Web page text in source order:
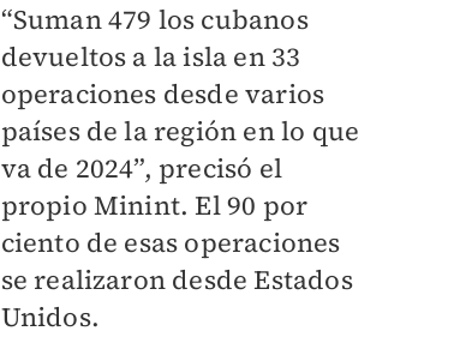
“Suman 479 los cubanos
devueltos a la isla en 33
operaciones desde varios
países de la región en lo que
va de 2024”, precisó el
propio Minint. El 90 por
ciento de esas operaciones
se realizaron desde Estados
Unidos.